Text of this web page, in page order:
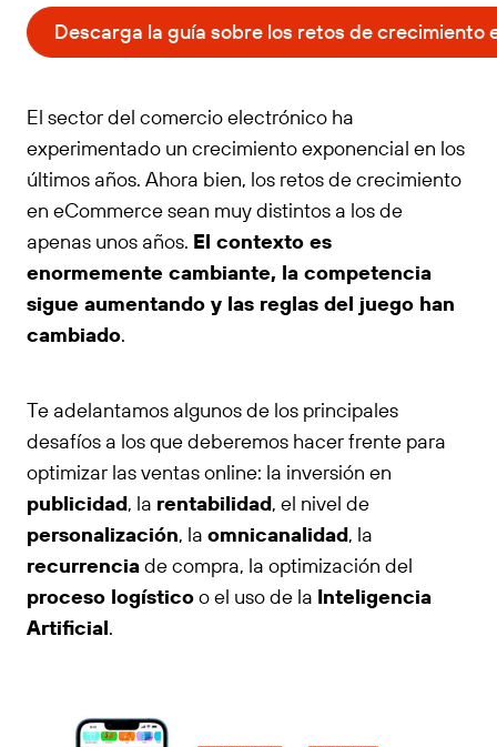
Descarga la guía sobre los retos de crecimiento
El sector del comercio electrónico ha
experimentado un crecimiento exponencial en los
últimos años. Ahora bien, los retos de crecimiento
en eCommerce sean muy distintos a los de
apenas unos años. El contexto es
enormemente cambiante, la competencia
sigue aumentando y las reglas del juego han
cambiado.
Te adelantamos algunos de los principales
desafíos a los que deberemos hacer frente para
optimizar las ventas online: la inversión en
publicidad, la rentabilidad, el nivel de
personalización, la omnicanalidad, la
recurrenciade compra, la optimización del
proceso logísticoo el uso de la Inteligencia
Artificial.